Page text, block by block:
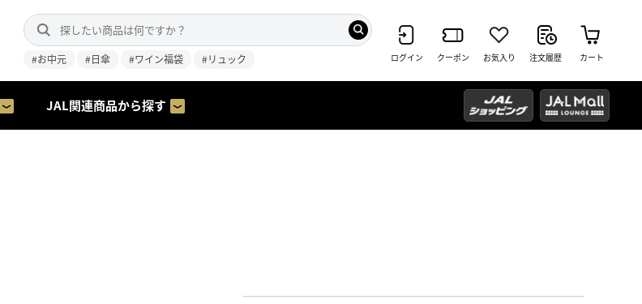
#お中元 #日傘 #ワイン福袋 #リュック ログイン クーポン お気入り 注文履歴 カート
JAL関連商品から探す